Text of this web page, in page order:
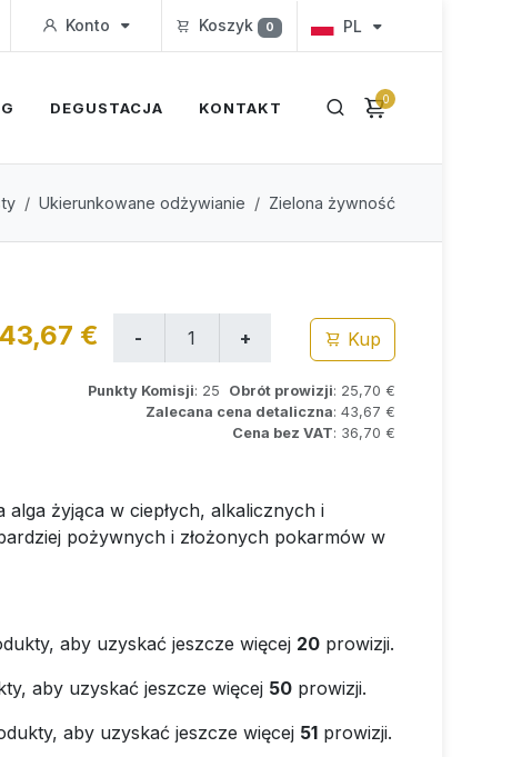
Konto Koszyk 0 PL
0
DEGUSTACJA KONTAKT
Ukierunkowane odżywianie Zielona żywność
43,67 € Kup
Punkty Komisji: 25 Obrót prowizji: 25,70 €
Zalecana cena detaliczna: 43,67 €
Cena bez VAT: 36,70 €
żyjąca w ciepłych, alkalicznych i
pożywnych i złożonych pokarmów w
aby uzyskać jeszcze więcej 20 prowizji.
aby uzyskać jeszcze więcej 50prowizji.
aby uzyskać jeszcze więcej 51prowizji.